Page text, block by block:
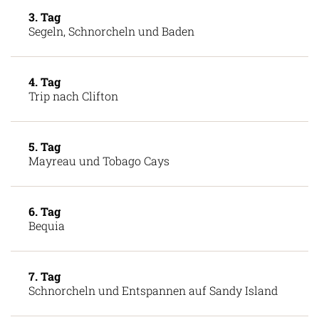
3. Tag
Segeln, Schnorcheln und Baden
4. Tag
Trip nach Clifton
5. Tag
Mayreau und Tobago Cays
6. Tag
Bequia
7. Tag
Schnorcheln und Entspannen auf Sandy Island